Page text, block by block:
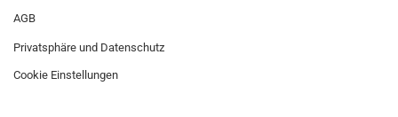
AGB
Privatsphäre und Datenschutz
Cookie Einstellungen